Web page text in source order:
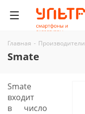
Главная - Производители
Smate
Smate
входит
в число